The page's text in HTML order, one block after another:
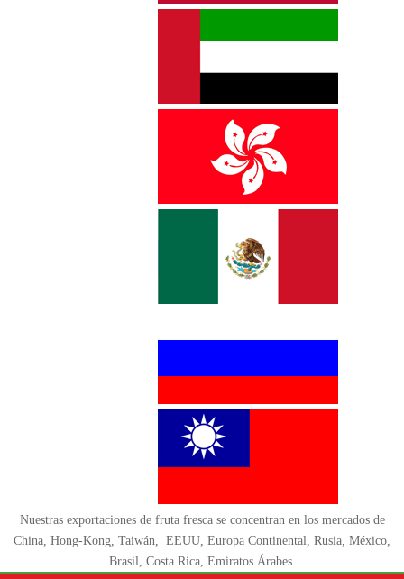
Nuestras exportaciones de fruta fresca se concentran en los mercados de
China, Hong-Kong, Taiwán, EEUU, Europa Continental, Rusia, México,
Brasil, Costa Rica, Emiratos Árabes.